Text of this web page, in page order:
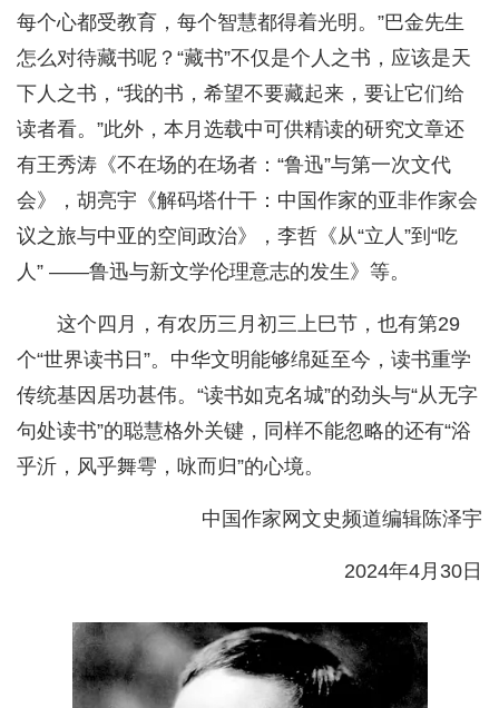
每个心都受教育，每个智慧都得着光明。”巴金先生
怎么对待藏书呢？“藏书”不仅是个人之书，应该是天
下人之书，“我的书，希望不要藏起来，要让它们给
读者看。”此外，本月选载中可供精读的研究文章还
有王秀涛《不在场的在场者：“鲁迅”与第一次文代
会》，胡亮宇《解码塔什干：中国作家的亚非作家会
议之旅与中亚的空间政治》，李哲《从“立人”到“吃
人” ——鲁迅与新文学伦理意志的发生》等。
这个四月，有农历三月初三上巳节，也有第29
个“世界读书日”。中华文明能够绵延至今，读书重学
传统基因居功甚伟。“读书如克名城”的劲头与“从无字
句处读书”的聪慧格外关键，同样不能忽略的还有“浴
乎沂，风乎舞雩，咏而归”的心境。
中国作家网文史频道编辑陈泽宇
2024年4月30日